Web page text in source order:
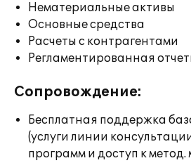
Нематериальные активы
Основные средства
Расчеты с контрагентами
Регламентированная
Сопровождение:
Бесплатная поддержка
(услуги линии
программ и доступ к